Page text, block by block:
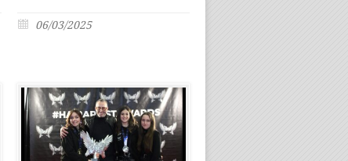
06/03/2025